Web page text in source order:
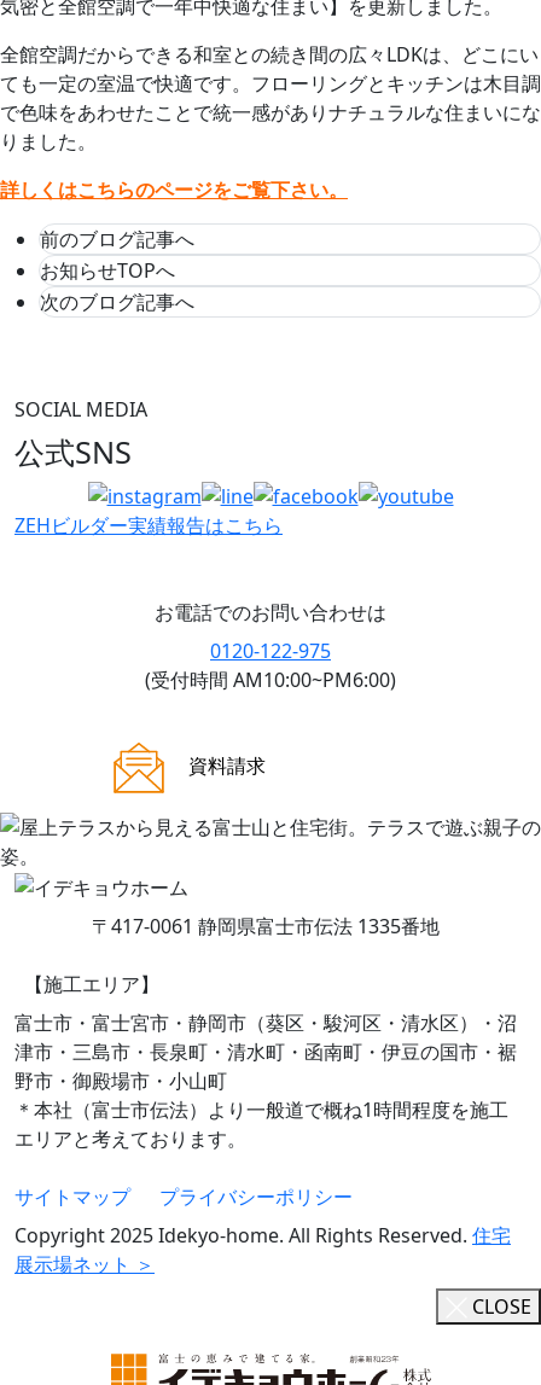
気密と全館空調で一年中快適な住まい】を更新しました。
全館空調だからできる和室との続き間の広々LDKは、どこにい
ても一定の室温で快適です。フローリングとキッチンは木目調
で色味をあわせたことで統一感がありナチュラルな住まいにな
りました。
詳しくはこちらのページをご覧下さい。
前のブログ記事へ
お知らせTOPへ
次のブログ記事へ
SOCIAL MEDIA
公式SNS
ZEHビルダー実績報告はこちら
お電話でのお問い合わせは
0120-122-975
(受付時間 AM10:00~PM6:00)
資料請求
〒417-0061 静岡県富士市伝法 1335番地
【施工エリア】
富士市・富士宮市・静岡市（葵区・駿河区・清水区）・沼
津市・三島市・長泉町・清水町・函南町・伊豆の国市・裾
野市・御殿場市・小山町
＊本社（富士市伝法）より一般道で概ね1時間程度を施工
エリアと考えております。
サイトマップ
プライバシーポリシー
Copyright 2025 Idekyo-home. All Rights Reserved. 住宅
展示場ネット ＞
CLOSE